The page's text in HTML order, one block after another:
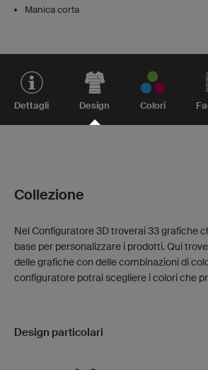
Manica corta
Dettagli Design Colori
Collezione
Nel Configuratore 3D troverai 33 grafiche
base per personalizzare i prodotti. Qui
delle grafiche con delle combinazioni di
configuratore potrai scegliere i colori che
Design particolari